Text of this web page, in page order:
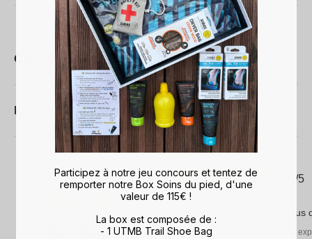
Caractéristiques techniques
Entretien
4.7/5 /5
Avis vérifié
Content des semelles j'ai plus
Avis du03/06/2026
, suite à une
Participez à notre jeu concours et tentez de
remporter notre Box Soins du pied, d'une
valeur de 115€ !
La box est composée de :
- 1 UTMB Trail Shoe Bag